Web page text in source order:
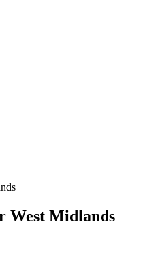
West Midlands